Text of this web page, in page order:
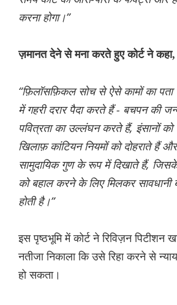
करना होगा।”
ज़मानत देने से मना करते हुए कोर्ट ने कहा,
“फ़िलॉसफ़िकल सोच से ऐसे कामों का
में गहरी दरार पैदा करते हैं - बचपन की
पवित्रता का उल्लंघन करते हैं, इंसानों
खिलाफ़ कांटियन नियमों को दोहराते हैं
सामुदायिक गुण के रूप में दिखाते हैं,
को बहाल करने के लिए मिलकर
होती है।”
इस पृष्ठभूमि में कोर्ट ने रिविज़न पिटीशन
नतीजा निकाला कि उसे रिहा करने से
हो सकता।